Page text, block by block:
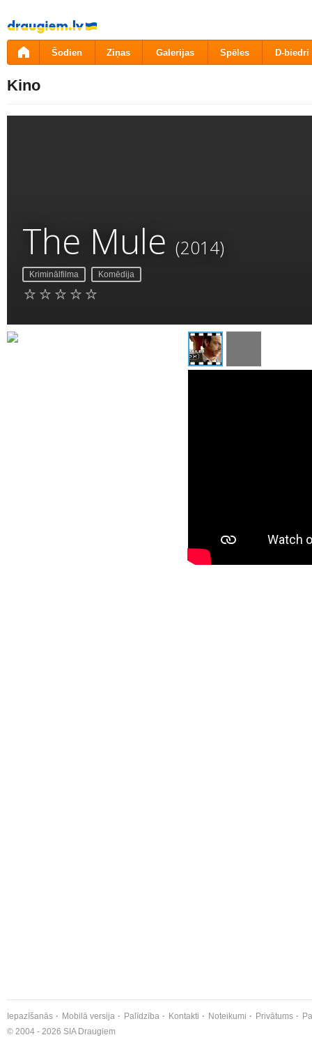
Pāriet
uz
saturu
Šodien Ziņas Galerijas Spēles D-biedri
Kino
The Mule (2014)
Kriminālfilma Komēdija
Iepazīšanās Mobilā versija Palīdzība Kontakti Noteikumi Privātums
© 2004 - 2026 SIA Draugiem